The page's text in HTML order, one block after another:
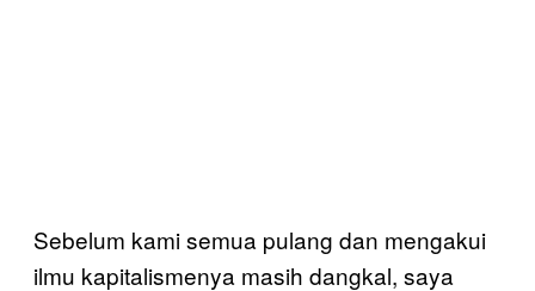
Sebelum kami semua pulang dan mengakui
ilmu kapitalismenya masih dangkal, saya